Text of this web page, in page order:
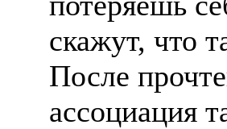
скажут, что
После
ассоциация